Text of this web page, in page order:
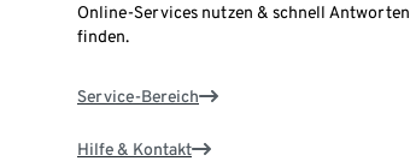
Online-Services nutzen & schnell Antworten
finden.
Service-Bereich
Hilfe & Kontakt